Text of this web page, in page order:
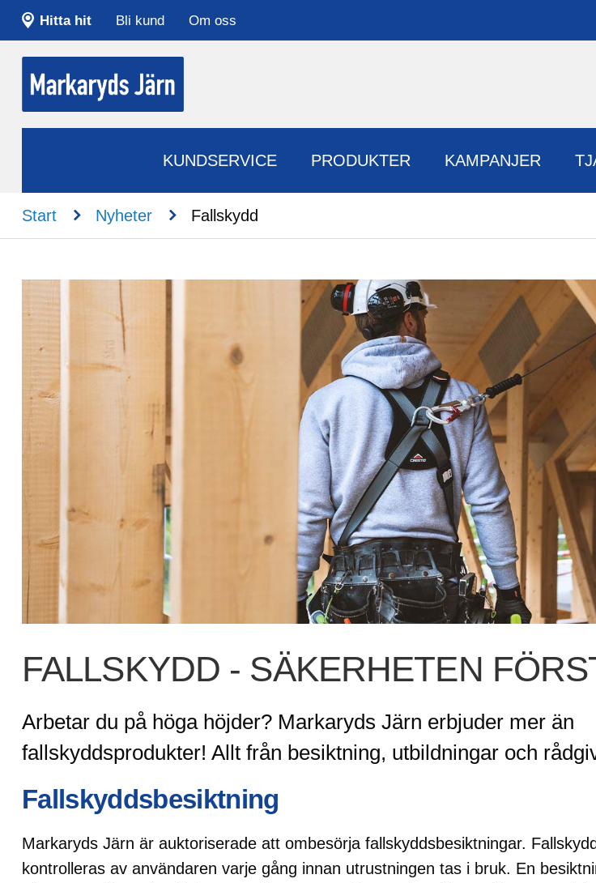
Hitta hit Bli kund Om oss
KUNDSERVICE PRODUKTER KAMPANJER
Start n Nyheter n Fallskydd
FALLSKYDD - SÄKERHETEN
Arbetar du på höga höjder? Markaryds Järn erbjuder mer än
fallskyddsprodukter! Allt från besiktning, utbildningar och
Fallskyddsbesiktning
Markaryds Järn är auktoriserade att ombesörja fallskyddsbesiktningar. Fallskydd
kontrolleras av användaren varje gång innan utrustningen tas i bruk. En